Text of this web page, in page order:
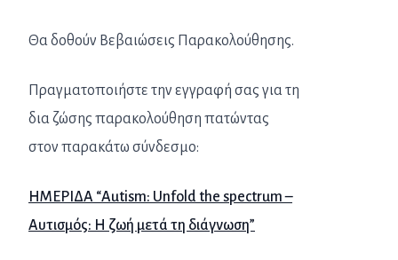
Θα δοθούν Βεβαιώσεις Παρακολούθησης.
Πραγματοποιήστε την εγγραφή σας για τη
δια ζώσης παρακολούθηση πατώντας
στον παρακάτω σύνδεσμο:
ΗΜΕΡΙΔΑ “Autism: Unfold the spectrum –
Αυτισμός: Η ζωή μετά τη διάγνωση”